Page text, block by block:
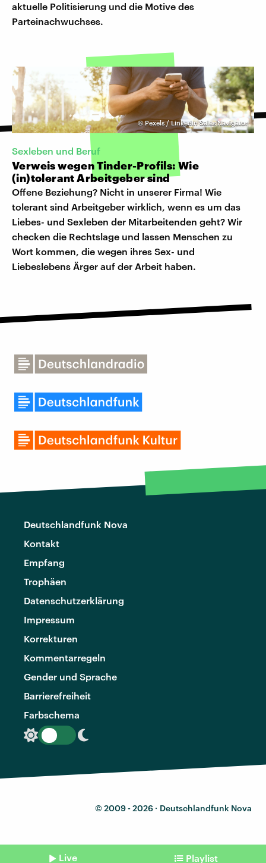
aktuelle Politisierung und die Motive des
Parteinachwuchses.
©Pexels / LinkedIn Sales Navigator
Sexleben und Beruf
Verweis wegen Tinder-Profils: Wie
(in)tolerant Arbeitgeber sind
Offene Beziehung? Nicht in unserer Firma! Wie
tolerant sind Arbeitgeber wirklich, wenn es um das
Liebes- und Sexleben der Mitarbeitenden geht? Wir
checken die Rechtslage und lassen Menschen zu
Wort kommen, die wegen ihres Sex- und
Liebeslebens Ärger auf der Arbeit haben.
Deutschlandfunk Nova
Kontakt
Empfang
Trophäen
Datenschutzerklärung
Impressum
Korrekturen
Kommentarregeln
Gender und Sprache
Barrierefreiheit
Farbschema
© 2009 - 2026 · Deutschlandfunk Nova
Live Playlist